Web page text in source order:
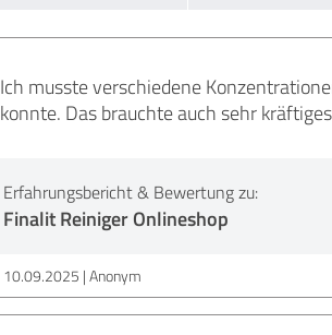
Ich musste verschiedene
konnte. Das brauchte auch sehr
Erfahrungsbericht & Bewertung zu:
Finalit Reiniger Onlineshop
10.09.2025 Anonym